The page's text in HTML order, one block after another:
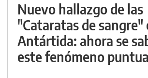
Nuevo hallazgo de las
"Cataratas de sangre"
Antártida: ahora se
este fenómeno